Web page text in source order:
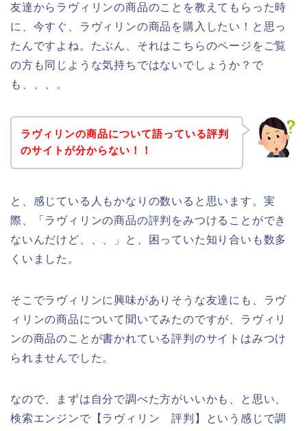
友達からラヴィリンの商品のことを教えてもらった時
に、今すぐ、ラヴィリンの商品を購入したい！と思っ
たんですよね。たぶん、それはこちらのページをご覧
の方も同じような気持ちではないでしょうか？で
も、、、。
ラヴィリンの商品について語っている評判
のサイトが分からない！！
と、感じている人もかなりの数いると思います。実
際、「ラヴィリンの商品の評判をみつけることができ
ないんだけど、、、」と、困っていた知り合いも数多
くいました。
そこでラヴィリンに興味がありそうな友達にも、ラヴ
ィリンの商品について聞いてみたのですが、ラヴィリ
ンの商品のことが書かれている評判のサイトはみつけ
られませんでした。
なので、まずは自分で調べた方がいいかも、と思い、
検索エンジンで【ラヴィリン 評判】という感じで調